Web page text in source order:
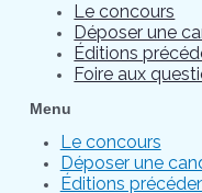
Le concours
Déposer une
Éditions
Foire aux
Menu
Le concours
Déposer une
Éditions